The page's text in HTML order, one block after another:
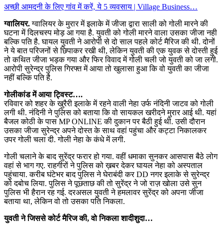
अच्छी आमदनी के लिए गांव में करें, ये 5 व्यवसाय | Village Business…
ग्वालियर.ग्वालियर के मुरार में इलाके में जीजा द्वारा साली को गोली मारने की
घटना में दिलचस्प मोड़ आ गया है. युवती को गोली मारने वाला उसका जीजा नही
बल्कि पति है. घायल युवती ने आरोपी से दो साल पहले कोर्ट मैरिज की थी. दोनों
ने ये बात परिजनों से छिपाकर रखी थी, लेकिन युवती की एक युवक से दोस्ती हुई
तो कथित जीजा भड़क गया और फिर विवाद में गोली चली जो युवती को जा लगी.
आरोपी सुरेन्द्र पुलिस गिरफ्त में आया तो खुलासा हुआ कि वो युवती का जीजा
नहीं बल्कि पति है.
गोलीकांड में आया ट्विस्ट….
रविवार को शहर के खुरैरी इलाके में रहने वाली नेहा उर्फ नंदिनी जाटव को गोली
लगी थी. नंदिनी ने पुलिस को बताया कि वो सायकल खरीदने मुरार आई थी. यहां
बैजल कोठी के पास MP ONLINE की दुकान पर बैठी हुई थी. उसी दौरान
उसका जीजा सुरेन्द्र अपने दोस्त के साथ वहां पहुंचा और कट्टा निकालकर
उपर गोली चला दी. गोली नेहा के कंधे में लगी.
गोली चलाने के बाद सुरेंद्र फरार हो गया. वहीं धमाका सुनकर आसपास बैठे लोग
वहां से भाग गए. राहगीरों ने पुलिस को ख़बर देकर घायल नेहा को अस्पताल
पहुंचाया. करीब घंटेभर बाद पुलिस ने घेराबंदी कर DD नगर इलाके से सुरेन्द्र
को दबोच लिया. पुलिस ने पूछताछ की तो सुरेंद्र ने जो राज़ खोला उसे सुन
पुलिस भी हैरान रह गई. दरअसल युवती ने हमलावर सुरेंद्र को अपना जीजा
बताया था, लेकिन वो तो उसका पति निकला.
युवती ने जिससे कोर्ट मैरिज की, वो निकला शादीशुदा…